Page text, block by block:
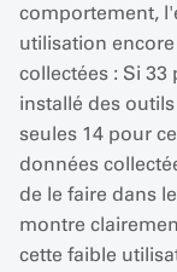
comportement,
utilisation
collectées : Si
installé des
seules 14 pour
données
de le faire dans
montre
cette faible